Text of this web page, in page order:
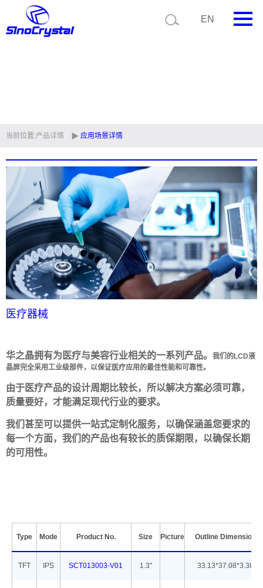
EN
技术支持
视频中心
新闻中心
联系我们
定制品
当前位置:产品详情 应用场景详情
医疗器械
华之晶拥有为医疗与美容行业相关的一系列产品。
我们的LCD液
晶屏完全采用工业级部件，以保证医疗应用的最佳性能和可靠性。
由于医疗产品的设计周期比较长，所以解决方案必须可靠，
质量要好，才能满足现代行业的要求。
我们甚至可以提供一站式定制化服务，以确保涵盖您要求的
每一个方面，我们的产品也有较长的质保期限，以确保长期
的可用性。
Type Mode Product No. Size Picture Outline Dimension
TFT IPS SCT013003-V01 1.3'' 33.13*37.08*3.38